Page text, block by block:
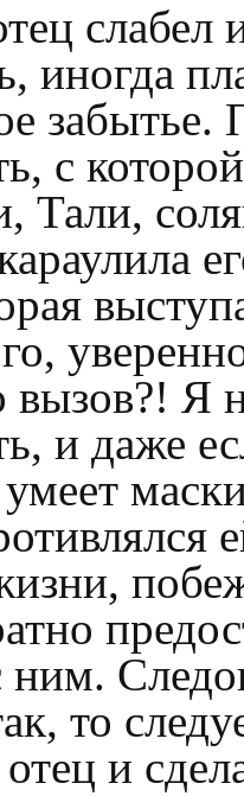
слабел
иногда
забытье.
с
Тали,
Я
и даже
ним.
то
и